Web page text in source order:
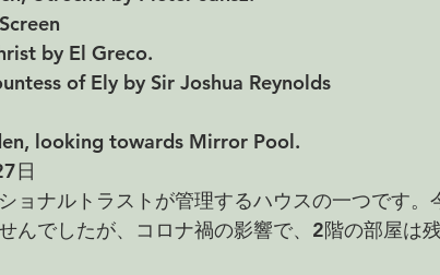
by El Greco.
of Ely by Sir Joshua Reynolds
looking towards Mirror Pool.
日
ョナルトラストが管理するハウスの一つです。
んでしたが、コロナ禍の影響で、2階の部屋は